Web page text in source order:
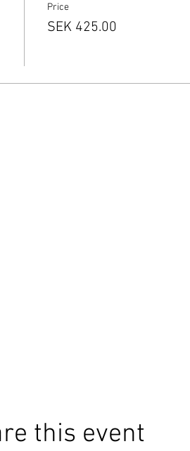
Price
SEK 425.00
this event